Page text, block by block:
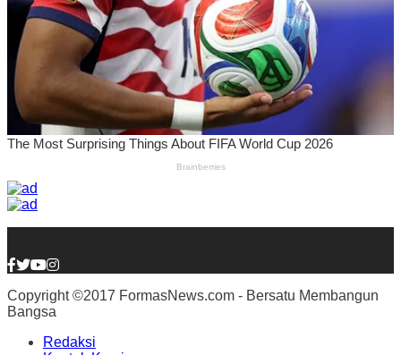
Copyright ©2017 FormasNews.com - Bersatu Membangun
Bangsa
Redaksi